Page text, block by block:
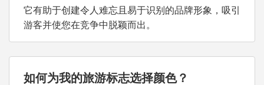
它有助于创建令人难忘且易于识别的品牌形象，吸引
游客并使您在竞争中脱颖而出。
如何为我的旅游标志选择颜色？